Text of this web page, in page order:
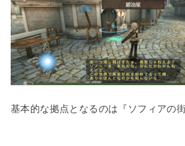
基本的な拠点となるのは『ソフィアの街